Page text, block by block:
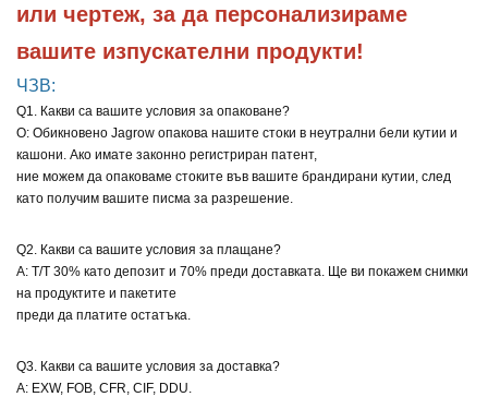
или чертеж, за да персонализираме
вашите изпускателни продукти!
ЧЗВ:
Q1. Какви са вашите условия за опаковане?
О: Обикновено Jagrow опакова нашите стоки в неутрални бели кутии и
кашони. Ако имате законно регистриран патент,
ние можем да опаковаме стоките във вашите брандирани кутии, след
като получим вашите писма за разрешение.
Q2. Какви са вашите условия за плащане?
A: T/T 30% като депозит и 70% преди доставката. Ще ви покажем снимки
на продуктите и пакетите
преди да платите остатъка.
Q3. Какви са вашите условия за доставка?
A: EXW, FOB, CFR, CIF, DDU.